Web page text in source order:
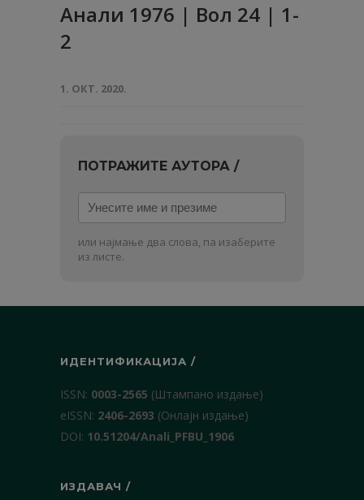
Анaли 1976 | Вол 24 | 1-
2
1. ОКТ. 2020.
ПОТРАЖИТЕ АУТОРА /
Унесите
име
и
презиме
или најмање два слова, па изаберите
из листе.
ИДЕНТИФИКАЦИЈА /
ISSN: 0003-2565 (Штампано издање)
еISSN: 2406-2693 (Онлајн издање)
DOI: 10.51204/Anali_PFBU_1906
ИЗДАВАЧ /